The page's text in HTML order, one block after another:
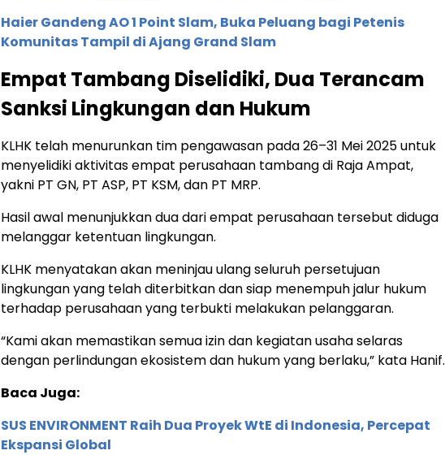
Haier Gandeng AO 1 Point Slam, Buka Peluang bagi Petenis
Komunitas Tampil di Ajang Grand Slam
Empat Tambang Diselidiki, Dua Terancam
Sanksi Lingkungan dan Hukum
KLHK telah menurunkan tim pengawasan pada 26–31 Mei 2025 untuk
menyelidiki aktivitas empat perusahaan tambang di Raja Ampat,
yakni PT GN, PT ASP, PT KSM, dan PT MRP.
Hasil awal menunjukkan dua dari empat perusahaan tersebut diduga
melanggar ketentuan lingkungan.
KLHK menyatakan akan meninjau ulang seluruh persetujuan
lingkungan yang telah diterbitkan dan siap menempuh jalur hukum
terhadap perusahaan yang terbukti melakukan pelanggaran.
“Kami akan memastikan semua izin dan kegiatan usaha selaras
dengan perlindungan ekosistem dan hukum yang berlaku,” kata Hanif.
Baca Juga:
SUS ENVIRONMENT Raih Dua Proyek WtE di Indonesia, Percepat
Ekspansi Global